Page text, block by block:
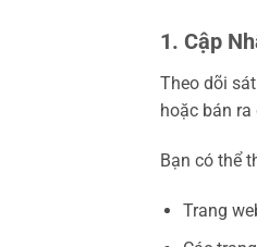
1. Cập
Theo dõi
hoặc bán
Bạn có thể
Trang